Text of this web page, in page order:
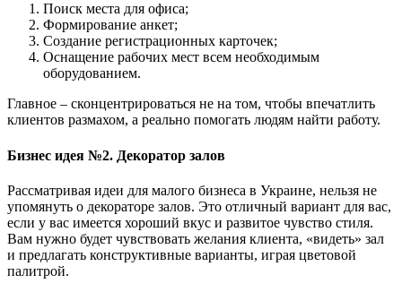
Поиск места для офиса;
Формирование анкет;
Создание регистрационных карточек;
Оснащение рабочих мест всем необходимым
оборудованием.
Главное – сконцентрироваться не на том, чтобы впечатлить
клиентов размахом, а реально помогать людям найти работу.
Бизнес идея №2. Декоратор залов
Рассматривая идеи для малого бизнеса в Украине, нельзя не
упомянуть о декораторе залов. Это отличный вариант для вас,
если у вас имеется хороший вкус и развитое чувство стиля.
Вам нужно будет чувствовать желания клиента, «видеть» зал
и предлагать конструктивные варианты, играя цветовой
палитрой.